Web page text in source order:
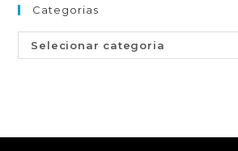
Categorias
Selecionar categoria